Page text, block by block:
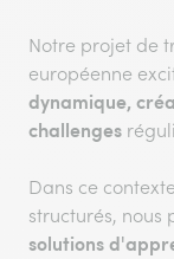
Notre projet de
européenne
dynamique,
challenges
Dans ce
structurés, nous
solutions